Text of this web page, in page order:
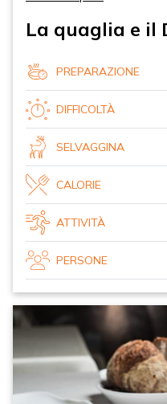
La quaglia e il
PREPARAZIONE
DIFFICOLTÀ
SELVAGGINA
CALORIE
ATTIVITÀ
PERSONE